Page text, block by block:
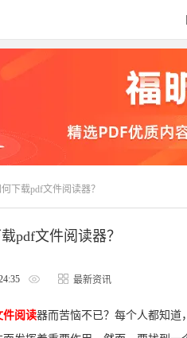
下载pdf文件阅读器？
pdf文件阅读器？
最新资讯
件阅读器而苦恼不已？每个人都知道